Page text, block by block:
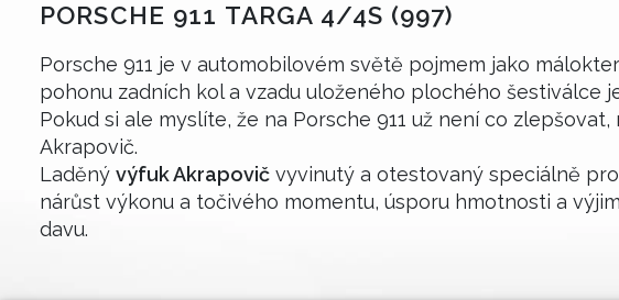
PORSCHE 911 TARGA 4/4S (997)
Porsche 911 je v automobilovém světě pojmem jako
pohonu zadních kol a vzadu uloženého plochého šestiválce
Pokud si ale myslíte, že na Porsche 911 už není co
Akrapovič.
Laděný výfuk Akrapovič vyvinutý a otestovaný speciálně
nárůst výkonu a točivého momentu, úsporu hmotnosti a
davu.